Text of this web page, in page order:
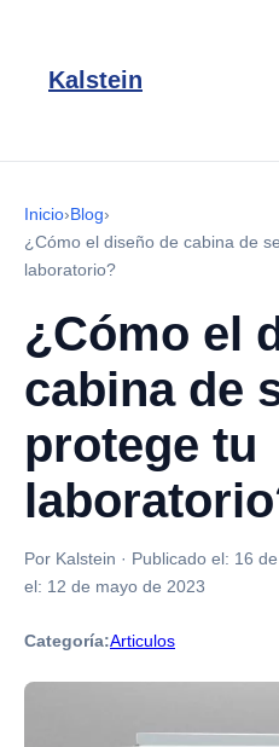
Kalstein
Inicio›Blog›
¿Cómo el diseño de cabina de
laboratorio?
¿Cómo el
cabina de
protege tu
Por Kalstein · Publicado el: 16
el: 12 de mayo de 2023
Categoría:Articulos